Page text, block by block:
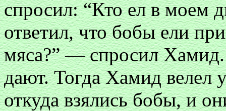
спросил: “Кто ел в моем
ответил, что бобы ели
мяса?” — спросил Хамид.
дают. Тогда Хамид велел
откуда взялись бобы, и